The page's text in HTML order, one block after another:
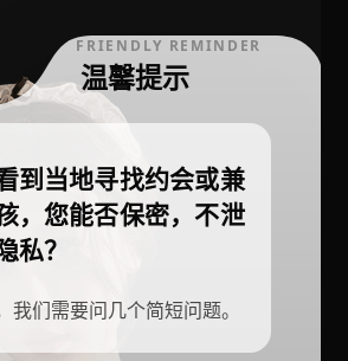
FRIENDLY REMINDER
温馨提示
到当地寻找约会或兼
，您能否保密，不泄
私？
我们需要问几个简短问题。